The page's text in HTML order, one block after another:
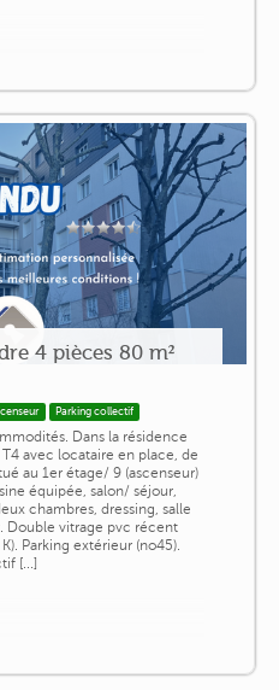
4 pièces 80 m²
Parking collectif
Dans la résidence
avec locataire en place, de
au 1er étage/ 9 (ascenseur)
équipée, salon/ séjour,
chambres, dressing, salle
Double vitrage pvc récent
Parking extérieur (no45).
[...]